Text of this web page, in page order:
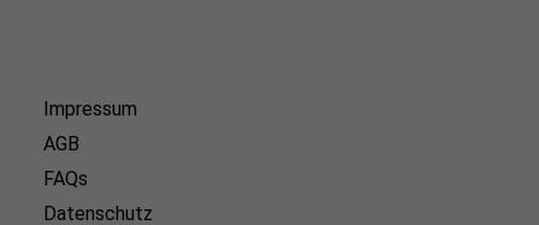
Impressum
AGB
FAQs
Datenschutz